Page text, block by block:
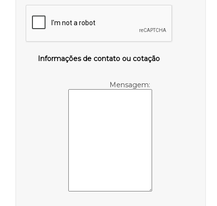
Informações de contato ou cotação
Mensagem: